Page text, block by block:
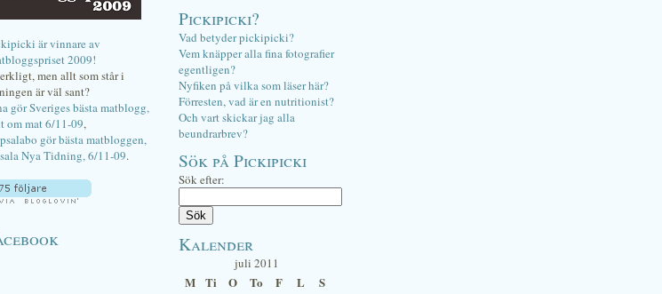
är vinnare av
2009!
men allt som står i
är väl sant?
gör Sveriges bästa matblogg,
om mat 6/11-09,
gör bästa matbloggen,
Nya Tidning, 6/11-09.
Pickipicki?
Vad betyder pickipicki?
Vem knäpper alla fina fotografier
egentligen?
Nyfiken på vilka som läser här?
Förresten, vad är en nutritionist?
Och vart skickar jag alla
beundrarbrev?
Sök på Pickipicki
Sök efter:
Kalender
juli 2011
M Ti O To F L S